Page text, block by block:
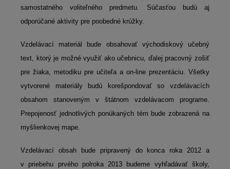
samostatného voliteľného predmetu. Súčasťou budú aj
odporúčané aktivity pre poobedné krúžky.
Vzdelávací materiál bude obsahovať východiskový učebný
text, ktorý je možné využiť ako učebnicu, ďalej pracovný zošiť
pre žiaka, metodiku pre učiteľa a on-line prezentáciu. Všetky
vytvorené materiály budú korešpondovať so vzdelávacích
obsahom stanoveným v štátnom vzdelávacom programe.
Prepojenosť jednotlivých ponúkaných tém bude zobrazená na
myšlienkovej mape.
Vzdelávací obsah bude pripravený do konca roka 2012 a
v priebehu prvého polroka 2013 budeme vyhľadávať školy,